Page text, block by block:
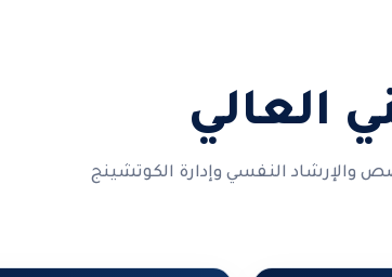
العالي
والإرشاد النفسي وإدارة الكوتشينج